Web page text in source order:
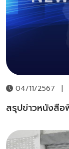
04/11/2567 |
สรุปข่าวหนังสื